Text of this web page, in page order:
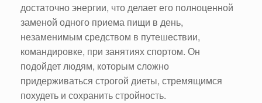
достаточно энергии, что делает его полноценной
заменой одного приема пищи в день,
незаменимым средством в путешествии,
командировке, при занятиях спортом. Он
подойдет людям, которым сложно
придерживаться строгой диеты, стремящимся
похудеть и сохранить стройность.